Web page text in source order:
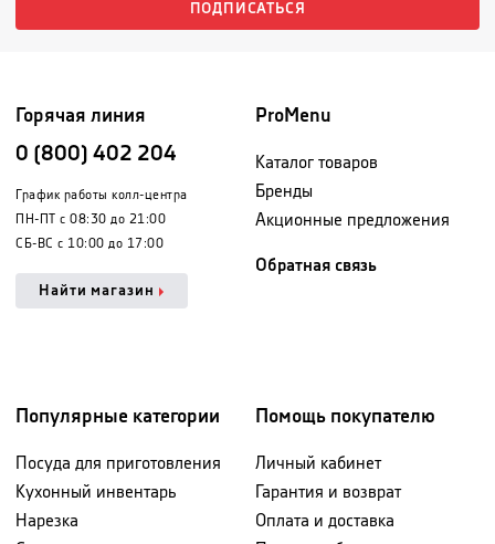
ПОДПИСАТЬСЯ
Горячая линия
0 (800) 402 204
График работы колл-центра
ПН-ПТ с 08:30 до 21:00
СБ-ВС с 10:00 до 17:00
Найти магазин
ProMenu
Каталог товаров
Бренды
Акционные предложения
Обратная связь
Популярные категории
Посуда для приготовления
Кухонный инвентарь
Нарезка
Помощь покупателю
Личный кабинет
Гарантия и возврат
Оплата и доставка